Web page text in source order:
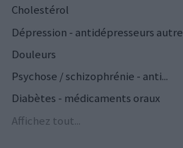
Cholestérol
Dépression - antidépresseurs autre
Douleurs
Psychose / schizophrénie - anti...
Diabètes - médicaments oraux
Affichez tout...